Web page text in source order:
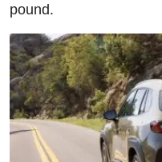
pound.